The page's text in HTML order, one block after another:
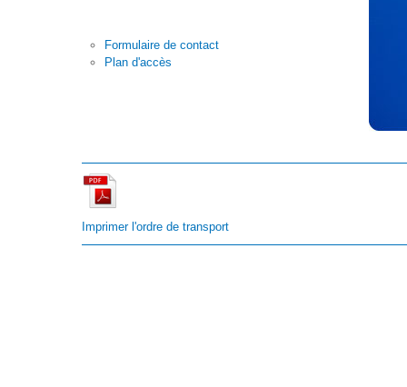
Formulaire de contact
Plan d'accès
Imprimer l'ordre de transport